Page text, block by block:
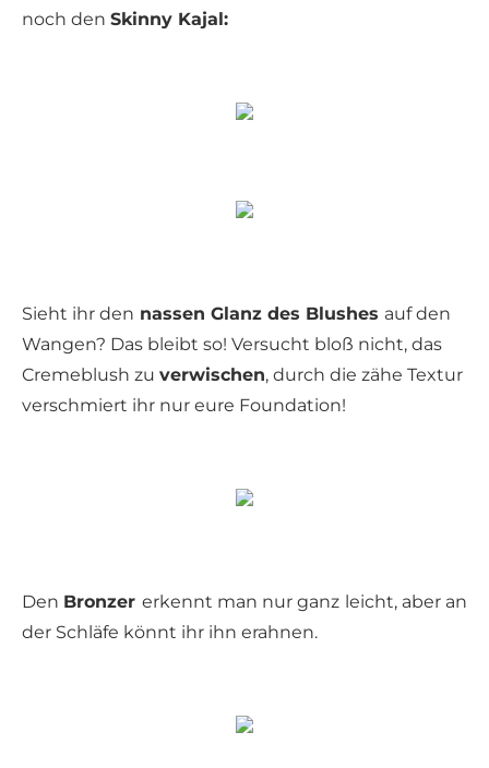
noch den Skinny Kajal:
Sieht ihr den nassen Glanz des Blushes auf den
Wangen? Das bleibt so! Versucht bloß nicht, das
Cremeblush zu verwischen, durch die zähe Textur
verschmiert ihr nur eure Foundation!
Den Bronzer erkennt man nur ganz leicht, aber an
der Schläfe könnt ihr ihn erahnen.